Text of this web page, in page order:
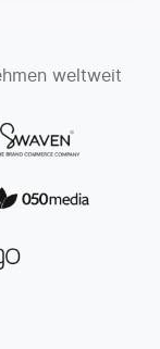
weltweit